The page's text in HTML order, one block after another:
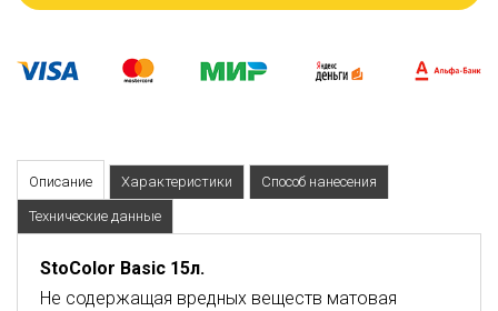
Описание Характеристики Способ нанесения
Технические данные
StoColor Basic 15л.
Не содержащая вредных веществ матовая